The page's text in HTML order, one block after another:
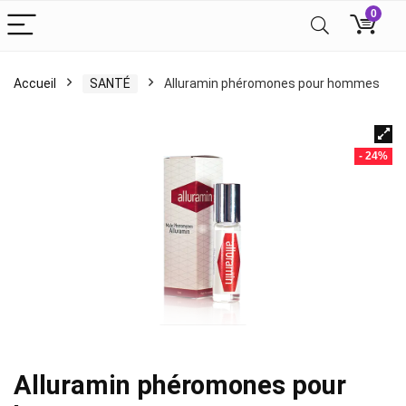
0
Accueil SANTÉ Alluramin phéromones pour hommes
- 24%
Alluramin phéromones pour